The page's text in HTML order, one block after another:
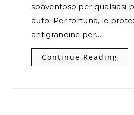
spaventoso per qualsiasi
auto. Per fortuna, le
antigrandine per…
Continue Reading